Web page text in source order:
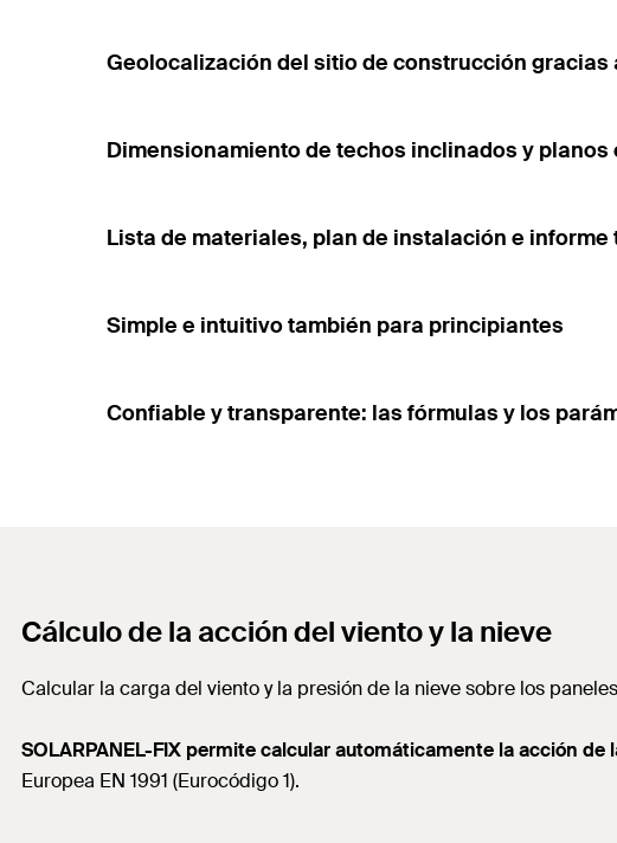
Geolocalización del sitio de construcción
Dimensionamiento de techos inclinados y
Lista de materiales, plan de instalación e
Simple e intuitivo también para principiantes
Confiable y transparente: las fórmulas y los
Cálculo de la acción del viento y la nieve
Calcular la carga del viento y la presión de la nieve sobre los
SOLARPANEL-FIX permite calcular automáticamente la acción
Europea EN 1991 (Eurocódigo 1).